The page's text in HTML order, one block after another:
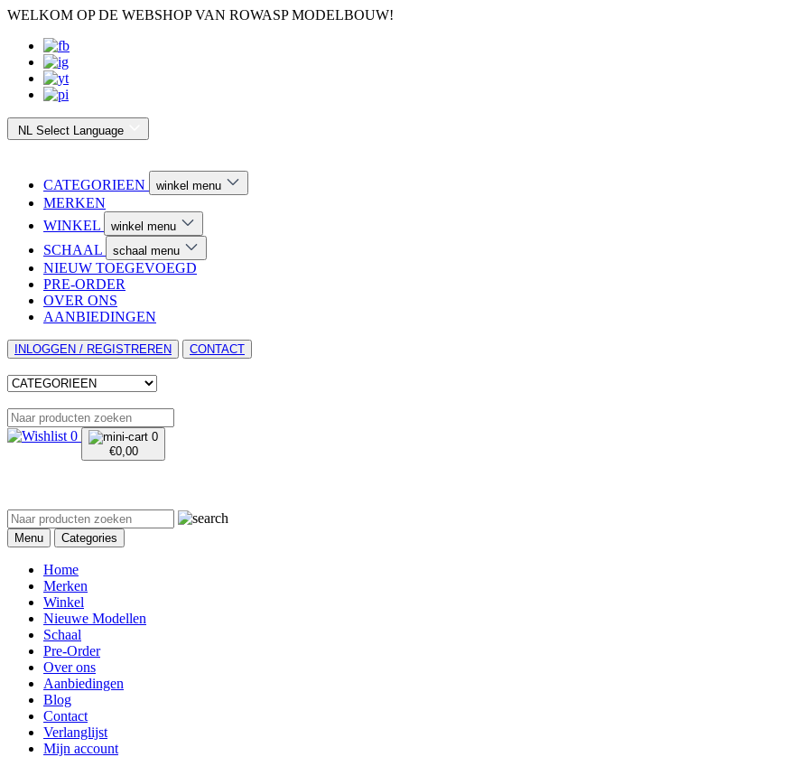
WELKOM OP DE WEBSHOP VAN ROWASP MODELBOUW!
NL Select Language
CATEGORIEEN winkel menu
MERKEN
WINKEL
winkel menu
SCHAAL schaal menu
NIEUW TOEGEVOEGD
PRE-ORDER
OVER ONS
AANBIEDINGEN
INLOGGEN / REGISTREREN CONTACT
0
0
€0,00
Menu Categories
Home
Merken
Winkel
Nieuwe Modellen
Schaal
Pre-Order
Over ons
Aanbiedingen
Blog
Contact
Verlanglijst
Mijn account